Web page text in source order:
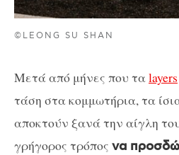
©LEONG SU SHAN
Μετά από μήνες που ταlayers
τάση στα κομμωτήρια, τα
αποκτούν ξανά την αίγλη
γρήγορος τρόπος να